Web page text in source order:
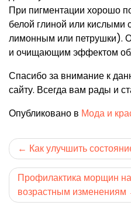
При пигментации хорошо
белой глиной или кислыми
лимонным или петрушки).
и очищающим эффектом
Спасибо за внимание к
сайту. Всегда вам рады и
Опубликовано в Мода и
Навигация
по
записям
Как улучшить
Профилактика морщин на
возрастным изменениям